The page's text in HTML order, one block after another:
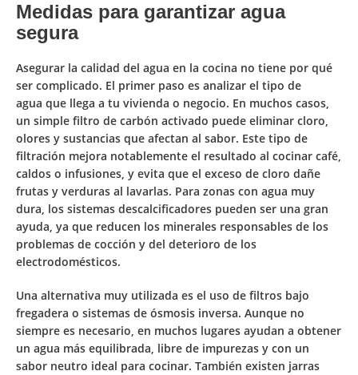
Medidas para garantizar agua
segura
Asegurar la calidad del agua en la cocina no tiene por qué
ser complicado. El primer paso es analizar el tipo de
agua que llega a tu vivienda o negocio. En muchos casos,
un simple filtro de carbón activado puede eliminar cloro,
olores y sustancias que afectan al sabor. Este tipo de
filtración mejora notablemente el resultado al cocinar café,
caldos o infusiones, y evita que el exceso de cloro dañe
frutas y verduras al lavarlas. Para zonas con agua muy
dura, los sistemas descalcificadores pueden ser una gran
ayuda, ya que reducen los minerales responsables de los
problemas de cocción y del deterioro de los
electrodomésticos.
Una alternativa muy utilizada es el uso de filtros bajo
fregadera o sistemas de ósmosis inversa. Aunque no
siempre es necesario, en muchos lugares ayudan a obtener
un agua más equilibrada, libre de impurezas y con un
sabor neutro ideal para cocinar. También existen jarras